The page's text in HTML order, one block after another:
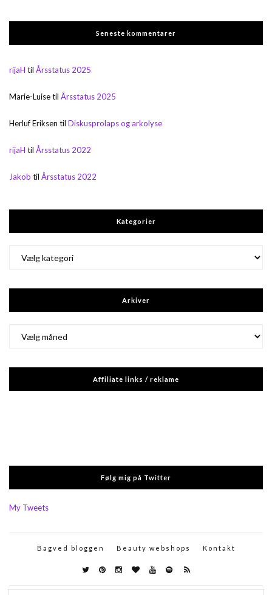
Seneste kommentarer
rijaH til Årsstatus 2025
Marie-Luisetil Årsstatus 2025
Herluf Eriksen til Diskusprolaps og arkolyse
rijaH til Årsstatus 2022
Jakob til Årsstatus 2022
Kategorier
Arkiver
Affiliate links / reklame
Følg mig på Twitter
My Tweets
Bagved bloggen Beauty webshops Kontakt